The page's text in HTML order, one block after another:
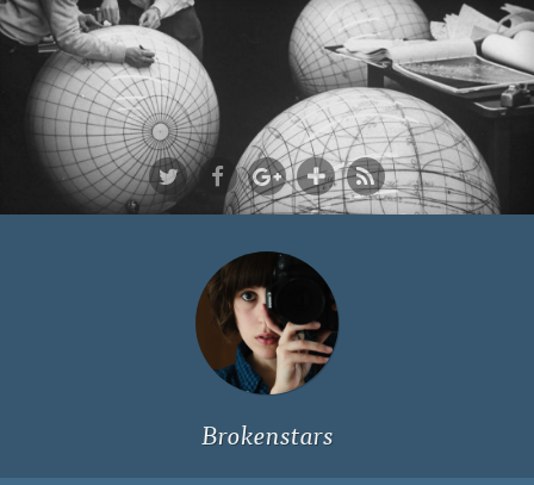
Ich bin Fyn,
23, und
wohne in
Köln
Brokenstars